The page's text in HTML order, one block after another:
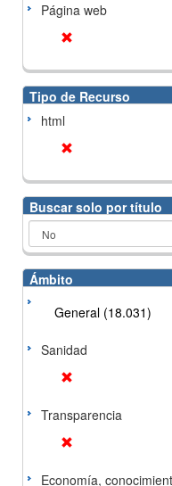
Página web
Tipo de Recurso
html
Buscar solo por título
Ámbito
General (18.031)
Sanidad
Transparencia
Economía,